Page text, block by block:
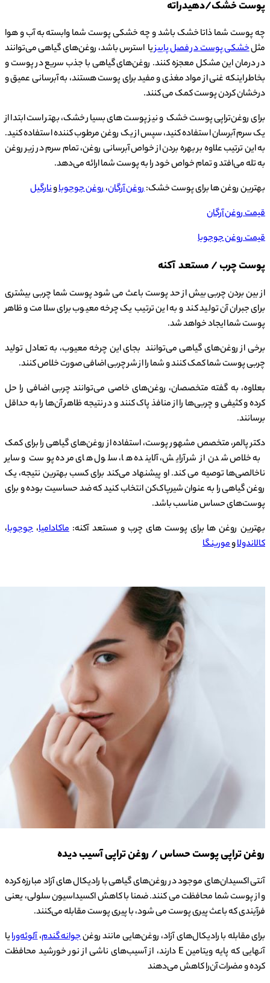
پوست خشک/دهیدراته
چه پوست شما ذاتا خشک باشد و چه خشکی پوست شما وابسته به آب و هوا
مثلخشکی پوست در فصل پاییزیا استرس باشد، روغن‌های گیاهی می‌توانند
در درمان این مشکل معجزه کنند. روغن‌های گیاهی با جذب سریع در پوست و
بخاطر اینکه غنی از مواد مغذی و مفید برای پوست هستند، به آبرسانی عمیق و
درخشان کردن پوست کمک می کنند.
برای روغن‌تراپی پوست خشک و نیز پوست های بسیار خشک، بهتر است ابتدا از
یک سرم آبرسان استفاده کنید، سپس از یک روغن مرطوب کننده استفاده کنید.
به این ترتیب علاوه بر بهره بردن از خواص آبرسانی روغن، تمام سرم در زیر روغن
به تله می‌افتد و تمام خواص خود را به پوست شما ارائه می‌دهد.
بهترین روغن ها برای پوست خشک:روغن آرگان،روغن جوجوباونارگیل
قیمت روغن آرگان
قیمت روغن جوجوبا
پوست چرب / مستعد آکنه
از بین بردن چربی بیش از حد پوست باعث می شود پوست شما چربی بیشتری
برای جبران آن تولید کند و به این ترتیب یک چرخه معیوب برای سلامت و ظاهر
پوست شما ایجاد خواهد شد.
برخی از روغن‌های گیاهی می‌توانند بجای این چرخه معیوب، به تعادل تولید
چربی پوست شما کمک کنند و شما را از شر چربی اضافی صورت خلاص کنند.
بعلاوه، به گفته متخصصان، روغن‌های خاصی می‌توانند چربی اضافی را حل
کرده و کثیفی و چربی‌ها را از منافذ پاک کنند و در نتیجه ظاهر آن‌ها را به حداقل
برسانند.
دکتر پالمر، متخصص مشهور پوست، استفاده از روغن‌های گیاهی را برای کمک
به خلاص شدن از شر آرایش، آلاینده ها، سلول های مرده پوست و سایر
ناخالصی‌ها توصیه می کند. او پیشنهاد می‌کند برای کسب بهترین نتیجه، یک
روغن گیاهی را به عنوان شیرپاک‌کن انتخاب کنید که ضد حساسیت بوده و برای
پوست‌های حساس مناسب باشد.
بهترین روغن ها برای پوست های چرب و مستعد آکنه:ماکادامیا، جوجوبا،
کالاندولاومورینگا
روغن تراپی پوست حساس / روغن تراپی آسیب دیده
آنتی اکسیدان‌های موجود در روغن‌های گیاهی با رادیکال های آزاد مبارزه کرده
و از پوست شما محافظت می کنند. ضمنا با کاهش اکسیداسیون سلولی، یعنی
فرآیندی که باعث پیری پوست می شود، با پیری پوست مقابله می‌کنند.
برای مقابله با رادیکال‌های آزاد، روغن‌هایی مانند روغنجوانه گندم،آلوئه‌ورایا
آنهایی که پایه ویتامین E دارند، از آسیب‌های ناشی از نور خورشید محافظت
کرده و مضرات آن‌را کاهش می‌دهند